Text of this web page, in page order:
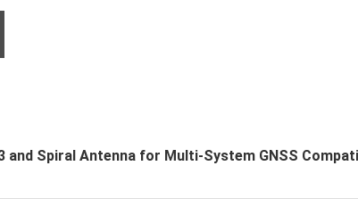
and Spiral Antenna for Multi-System GNSS